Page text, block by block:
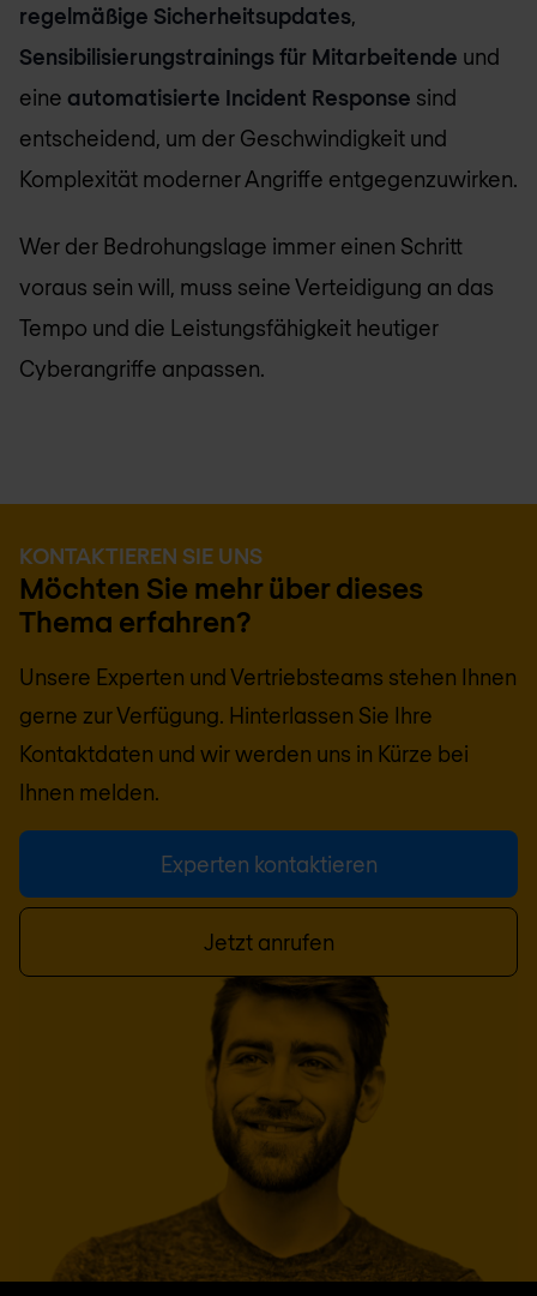
regelmäßige Sicherheitsupdates,
Sensibilisierungstrainings für Mitarbeitende und
eine automatisierte Incident Response sind
entscheidend, um der Geschwindigkeit und
Komplexität moderner Angriffe entgegenzuwirken.
Wer der Bedrohungslage immer einen Schritt
voraus sein will, muss seine Verteidigung an das
Tempo und die Leistungsfähigkeit heutiger
Cyberangriffe anpassen.
KONTAKTIEREN SIE UNS
Möchten Sie mehr über dieses
Thema erfahren?
Unsere Experten und Vertriebsteams stehen Ihnen
gerne zur Verfügung. Hinterlassen Sie Ihre
Kontaktdaten und wir werden uns in Kürze bei
Ihnen melden.
Experten kontaktieren
Jetzt anrufen